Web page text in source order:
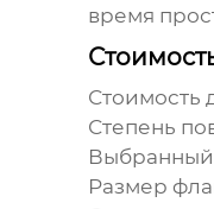
время
Стоимость
Степень
Выбранный
Размер